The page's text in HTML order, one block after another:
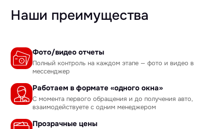
Наши преимущества
Фото/видео отчеты
Полный контроль на каждом этапе — фото и видео в
мессенджер
Работаем в формате «одного окна»
С момента первого обращения и до получения авто,
взаимодействуете с одним менеджером
Прозрачные цены